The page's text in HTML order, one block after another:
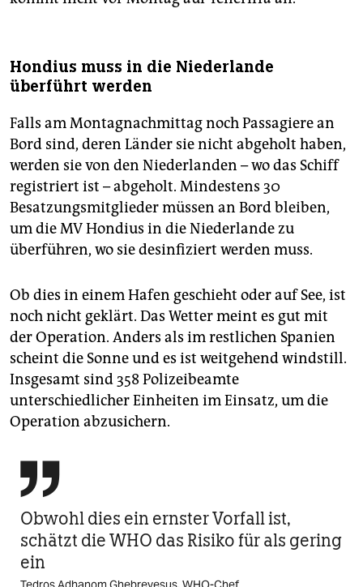
Hondius muss in die Niederlande
überführt werden
Falls am Montagnachmittag noch Passagiere an
Bord sind, deren Länder sie nicht abgeholt haben,
werden sie von den Niederlanden – wo das Schiff
registriert ist – abgeholt. Mindestens 30
Besatzungsmitglieder müssen an Bord bleiben,
um die MV Hondius in die Niederlande zu
überführen, wo sie desinfiziert werden muss.
Ob dies in einem Hafen geschieht oder auf See, ist
noch nicht geklärt. Das Wetter meint es gut mit
der Operation. Anders als im restlichen Spanien
scheint die Sonne und es ist weitgehend windstill.
Insgesamt sind 358 Polizeibeamte
unterschiedlicher Einheiten im Einsatz, um die
Operation abzusichern.

Obwohl dies ein ernster Vorfall ist,
schätzt die WHO das Risiko für als gering
ein